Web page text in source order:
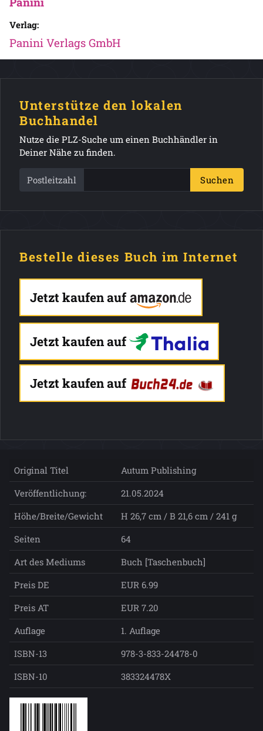
Verlag:
Panini Verlags GmbH
Unterstütze den lokalen
Buchhandel
Nutze die PLZ-Suche um einen Buchhändler in
Deiner Nähe zu finden.
Postleitzahl Suchen
Bestelle dieses Buch im Internet
Jetzt kaufen auf
Jetzt kaufen auf
Jetzt kaufen auf
Original Titel
Autum Publishing
Veröffentlichung:
21.05.2024
Höhe/Breite/Gewicht
H 26,7 cm / B 21,6 cm / 241 g
Seiten
64
Art des Mediums
Buch [Taschenbuch]
Preis DE
EUR 6.99
Preis AT
EUR 7.20
Auflage
1. Auflage
ISBN-13
978-3-833-24478-0
ISBN-10
383324478X